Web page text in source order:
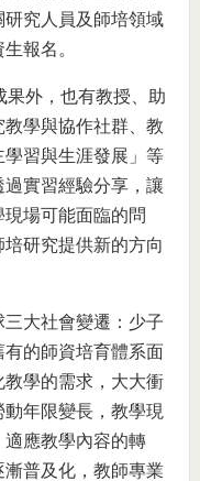
究人員及師培領域
報名。
果外，也有教授、助
學與協作社群、教
習與生涯發展」等
實習經驗分享，讓
場可能面臨的問
研究提供新的方向
大社會變遷：少子
的師資培育體系面
學的需求，大大衝
年限變長，教學現
應教學內容的轉
普及化，教師專業